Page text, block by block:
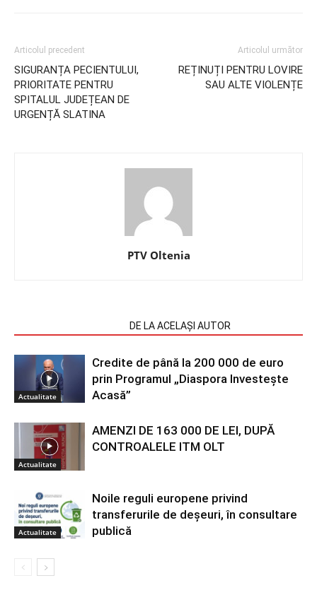
Articolul precedent
SIGURANȚA PECIENTULUI,
PRIORITATE PENTRU
SPITALUL JUDEȚEAN DE
URGENȚĂ SLATINA
Articolul următor
REȚINUȚI PENTRU LOVIRE
SAU ALTE VIOLENȚE
PTV Oltenia
DE LA ACELAȘI AUTOR
Actualitate
Credite de până la 200 000 de euro
prin Programul „Diaspora Investește
Acasă”
Actualitate
AMENZI DE 163 000 DE LEI, DUPĂ
CONTROALELE ITM OLT
Actualitate
Noile reguli europene privind
transferurile de deșeuri, în consultare
publică